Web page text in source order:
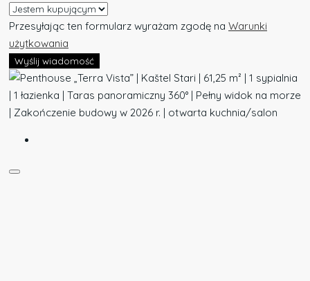
Przesyłając ten formularz wyrażam zgodę na Warunki
użytkowania
Wyślij wiadomość